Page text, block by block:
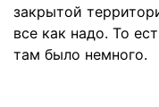
закрытой
все как надо. То
там было немного.